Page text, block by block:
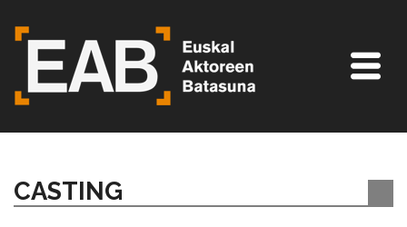
CASTING